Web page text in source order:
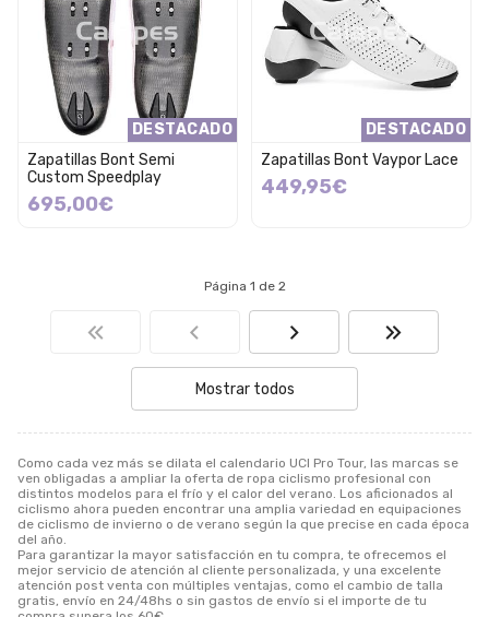
Como cada vez más se dilata el calendario UCI Pro Tour, las marcas se
ven obligadas a ampliar la oferta de ropa ciclismo profesional con
distintos modelos para el frío y el calor del verano. Los aficionados al
ciclismo ahora pueden encontrar una amplia variedad en equipaciones
de ciclismo de invierno o de verano según la que precise en cada época
del año.
Para garantizar la mayor satisfacción en tu compra, te ofrecemos el
mejor servicio de atención al cliente personalizada, y una excelente
atención post venta con múltiples ventajas, como el cambio de talla
gratis, envío en 24/48hs o sin gastos de envío si el importe de tu
DESTACADO
Zapatillas Bont Semi
Custom Speedplay
695,00€
DESTACADO
Zapatillas Bont Vaypor Lace
449,95€
Página 1 de 2
Mostrar todos